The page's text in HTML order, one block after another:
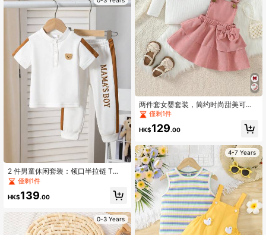
2 件男童休闲套装：领口半拉链 T
恤，带贴花装饰和运动风格弹性下摆
裤，春/秋
僅剩1件
HK$139.00
0-3 Years
两件套女婴套装，简约时尚甜美可爱
白色条纹荷叶袖上衣搭配红色层叠蝴
蝶结装饰吊带裙，适合春秋季日常穿
着。
僅剩1件
HK$129.00
4-7 Years